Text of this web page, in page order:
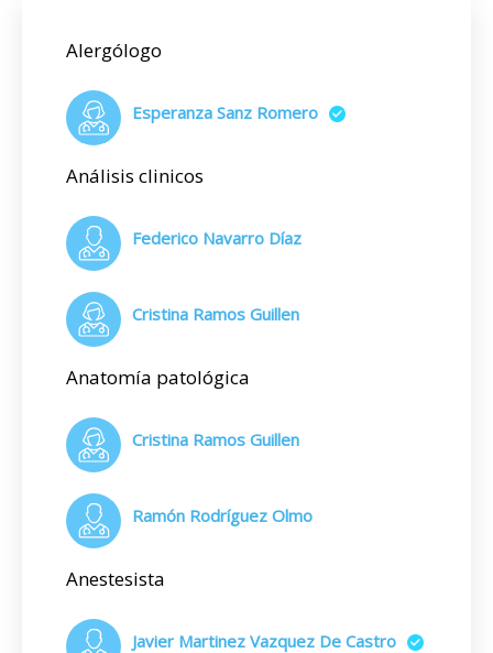
Alergólogo
Esperanza Sanz Romero
Análisis clinicos
Federico Navarro Díaz
Cristina Ramos Guillen
Anatomía patológica
Cristina Ramos Guillen
Ramón Rodríguez Olmo
Anestesista
Javier Martinez Vazquez De Castro